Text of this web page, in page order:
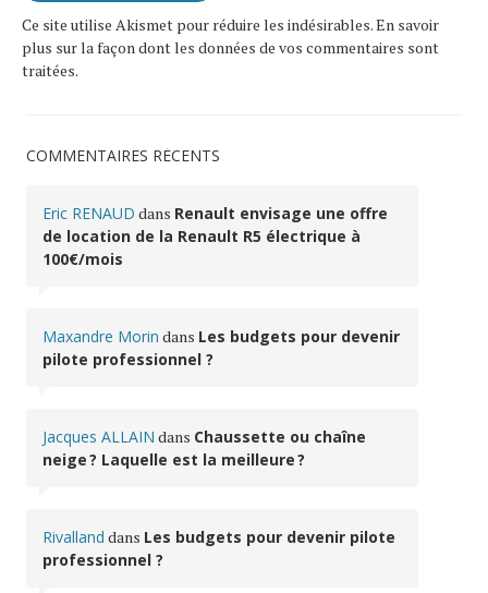
Ce site utilise Akismet pour réduire les indésirables.En savoir
plus sur la façon dont les données de vos commentaires sont
traitées.
COMMENTAIRES RÉCENTS
Eric RENAUD dans Renault envisage une offre
de location de la Renault R5 électrique à
100€/mois
Maxandre Morin dans Les budgets pour devenir
pilote professionnel ?
Jacques ALLAIN dans Chaussette ou chaîne
neige ? Laquelle est la meilleure ?
Rivalland dans Les budgets pour devenir pilote
professionnel ?